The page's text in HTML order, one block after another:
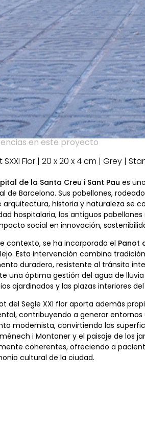
en este proyecto
SXXI Flor | 20 x 20 x 4 cm | Grey |
de la Santa Creu i Sant Pau es
de Barcelona. Sus pabellones,
arquitectura, historia y naturaleza se
hospitalaria, los antiguos
social en innovación,
contexto, se ha incorporado el Panot
Esta intervención combina
duradero, resistente al tránsito
una óptima gestión del agua de
ajardinados y las plazas interiores
del Segle XXI flor aporta además
contribuyendo a generar
modernista, convirtiendo las
i Montaner y el paisaje de los
coherentes, ofreciendo a
cultural de la ciudad.